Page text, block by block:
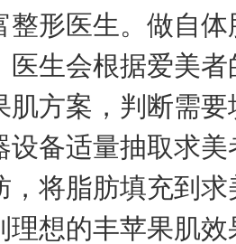
整形医生。做自体
医生会根据爱美
肌方案，判断需要
设备适量抽取求美
，将脂肪填充到
想的丰苹果肌效